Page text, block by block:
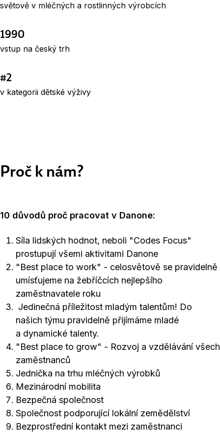
světově v mléčných a rostlinných výrobcích
1990
vstup na český trh
#2
v kategorii dětské výživy
Proč k nám?
10 důvodů proč pracovat v Danone:
Síla lidských hodnot, neboli "Codes Focus"
prostupují všemi aktivitami Danone
"Best place to work" - celosvětově se pravidelně
umísťujeme na žebříčcích nejlepšího
zaměstnavatele roku
Jedinečná příležitost mladým talentům! Do
našich týmu pravidelně přijímáme mladé
a dynamické talenty.
"Best place to grow" - Rozvoj a vzdělávání všech
zaměstnanců
Jednička na trhu mléčných výrobků
Mezinárodní mobilita
Bezpečná společnost
Společnost podporující lokální zemědělství
Bezprostřední kontakt mezi zaměstnanci